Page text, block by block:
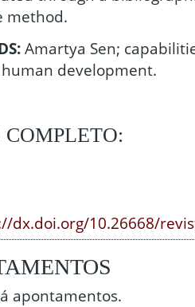
method.
Amartya Sen;
development.
dx.doi.org/10.26668/
apontamentos.